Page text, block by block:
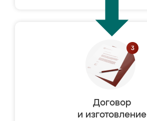
Договор
и изготовление